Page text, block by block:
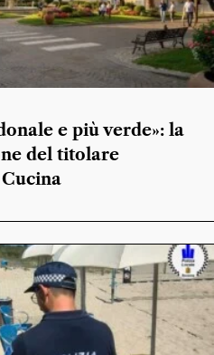
e più verde»: la
del titolare